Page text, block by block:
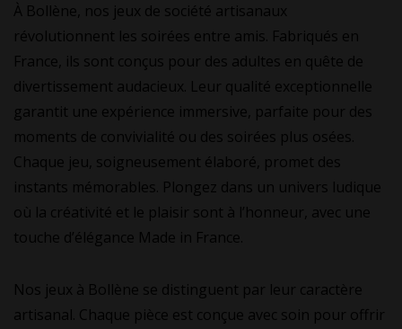
À Bollène, nos jeux de société artisanaux
révolutionnent les soirées entre amis. Fabriqués en
France, ils sont conçus pour des adultes en quête de
divertissement audacieux. Leur qualité exceptionnelle
garantit une expérience immersive, parfaite pour des
moments de convivialité ou des soirées plus osées.
Chaque jeu, soigneusement élaboré, promet des
instants mémorables. Plongez dans un univers ludique
où la créativité et le plaisir sont à l’honneur, avec une
touche d’élégance Made in France.
Nos jeux à Bollène se distinguent par leur caractère
artisanal. Chaque pièce est conçue avec soin pour offrir